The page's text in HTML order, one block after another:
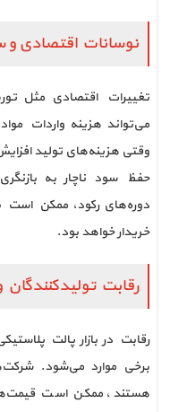
نوسانات اقتصادی
تغییرات اقتصادی مثل
می‌تواند هزینه واردات
وقتی هزینه‌های تولید
حفظ سود ناچار به
دوره‌های رکود، ممکن است
خریدار خواهد بود.
رقابت
رقابت در بازار پالت
برخی موارد می‌شود.
هستند، ممکن است